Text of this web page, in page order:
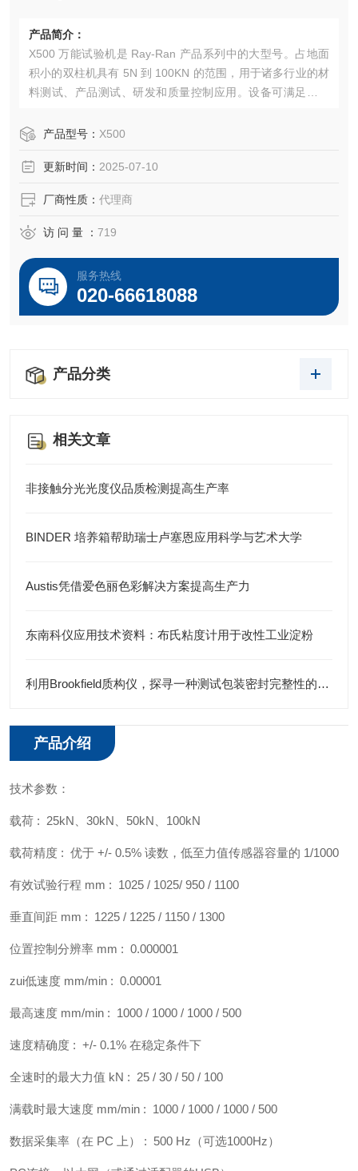
产品简介：
X500 万能试验机是 Ray-Ran 产品系列中的大型号。占地面
积小的双柱机具有 5N 到 100KN 的范围，用于诸多行业的材
料测试、产品测试、研发和质量控制应用。设备可满足各种
内根据不同的标准的材料进行撕裂、摩擦、拉伸、弯曲、剥
产品型号： X500
更新时间： 2025-07-10
厂商性质： 代理商
访 问 量 ： 719
服务热线
020-66618088
产品分类
相关文章
非接触分光光度仪品质检测提高生产率
BINDER 培养箱帮助瑞士卢塞恩应用科学与艺术大学
Austis凭借爱色丽色彩解决方案提高生产力
东南科仪应用技术资料：布氏粘度计用于改性工业淀粉
利用Brookfield质构仪，探寻一种测试包装密封完整性的简单方法
产品介绍
技术参数：
载荷 : 25kN、30kN、50kN、100kN
载荷精度 : 优于 +/- 0.5% 读数，低至力值传感器容量的 1/1000
有效试验行程 mm : 1025 / 1025/ 950 / 1100
垂直间距 mm : 1225 / 1225 / 1150 / 1300
位置控制分辨率 mm : 0.000001
zui低速度 mm/min : 0.00001
最高速度 mm/min : 1000 / 1000 / 1000 / 500
速度精确度 : +/- 0.1% 在稳定条件下
全速时的最大力值 kN : 25 / 30 / 50 / 100
满载时最大速度 mm/min : 1000 / 1000 / 1000 / 500
数据采集率（在 PC 上） : 500 Hz（可选1000Hz）